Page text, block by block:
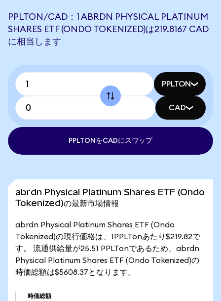
PPLTON/CAD：1 ABRDN PHYSICAL PLATINUM
SHARES ETF (ONDO TOKENIZED)は219.8167 CAD
に相当します
PPLTON
CAD
PPLTONをCADにスワップ
abrdn Physical Platinum Shares ETF (Ondo
Tokenized)の最新市場情報
abrdn Physical Platinum Shares ETF (Ondo
Tokenized)の現行価格は、1PPLTonあたり$219.82で
す。 流通供給量が25.51 PPLTonであるため、abrdn
Physical Platinum Shares ETF (Ondo Tokenized)の
時価総額は$5608.37となります。
時価総額